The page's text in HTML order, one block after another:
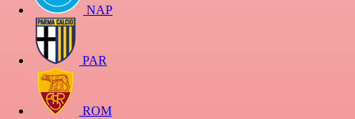
NAP
PAR
ROM